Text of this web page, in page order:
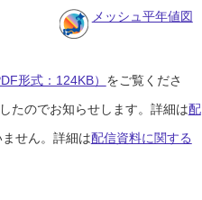
メッシュ平年値図
形式：124KB） をご覧くださ
たのでお知らせします。詳細は配
せん。詳細は配信資料に関する